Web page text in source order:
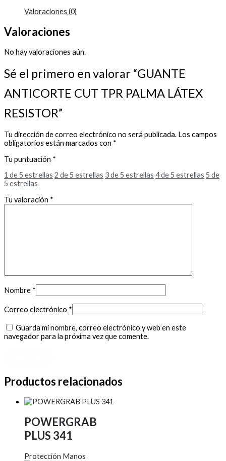
Valoraciones (0)
Valoraciones
No hay valoraciones aún.
Sé el primero en valorar “GUANTE
ANTICORTE CUT TPR PALMA LÁTEX
RESISTOR”
Tu dirección de correo electrónico no será publicada. Los campos
obligatorios están marcados con *
Tu puntuación *
1 de 5 estrellas 2 de 5 estrellas 3 de 5 estrellas 4 de 5 estrellas 5 de
5 estrellas
Tu valoración *
Nombre *
Correo electrónico *
Guarda mi nombre, correo electrónico y web en este
navegador para la próxima vez que comente.
Productos relacionados
POWERGRAB
PLUS 341
Protección Manos